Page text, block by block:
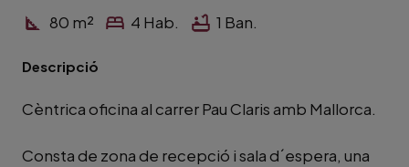
80 m² 4 Hab. 1 Ban.
Descripció
Cèntrica oficina al carrer Pau Claris amb Mallorca.
Consta de zona de recepció i sala d´espera, una